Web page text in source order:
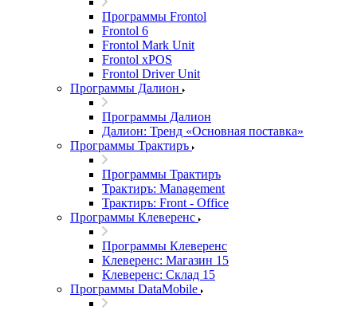
Программы Frontol
Frontol 6
Frontol Mark Unit
Frontol xPOS
Frontol Driver Unit
Программы Далион
Программы Далион
Далион: Тренд «Основная поставка»
Программы Трактиръ
Программы Трактиръ
Трактиръ: Management
Трактиръ: Front - Office
Программы Клеверенс
Программы Клеверенс
Клеверенс: Магазин 15
Клеверенс: Склад 15
Программы DataMobile